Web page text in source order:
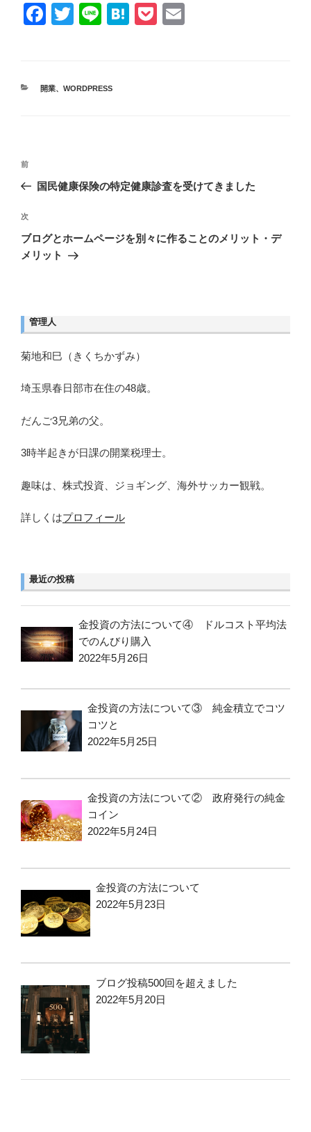
F
e
T
er
Li
H
P
カ
開業、 WORDPRESS
稿
ビ
ー
シ
ョ
ン
前
の
稿
前
国民健康保険の特定健康診査を受けてきました
次
の
投
次
ブログとホームページを別々に作ることのメリット・デ
メリット
管理人
菊地和巳（きくちかずみ）
埼玉県春日部市在住の48歳。
だんご3兄弟の父。
3時半起きが日課の開業税理士。
趣味は、株式投資、ジョギング、海外サッカー観戦。
詳しくはプロフィール
最近の投稿
金投資の方法について④ ドルコスト平均法
でのんびり購入
2022年5月26日
金投資の方法について③ 純金積立でコツ
コツと
2022年5月25日
金投資の方法について② 政府発行の純金
コイン
2022年5月24日
金投資の方法について
2022年5月23日
ブログ投稿500回を超えました
2022年5月20日